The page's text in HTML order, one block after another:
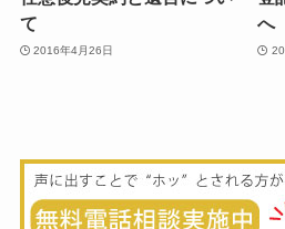
て
2016年4月26日
へ